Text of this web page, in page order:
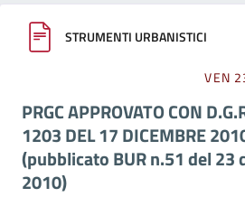
STRUMENTI URBANISTICI
VEN
PRGC APPROVATO CON
1203 DEL 17 DICEMBRE
(pubblicato BUR n.51 del 23
2010)